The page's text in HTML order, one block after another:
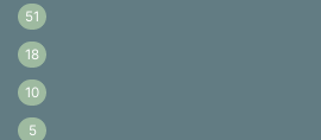
51
18
10
5